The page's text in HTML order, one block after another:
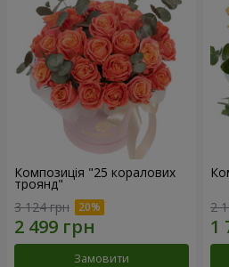
Композиція "25 коралових
троянд"
3 124 грн
Замовити
2